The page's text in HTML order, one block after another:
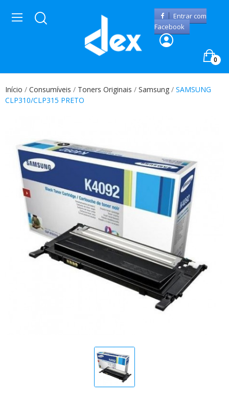
Entrar com
Facebook
0
Início Consumíveis Toners Originais Samsung
SAMSUNG
CLP310/CLP315 PRETO